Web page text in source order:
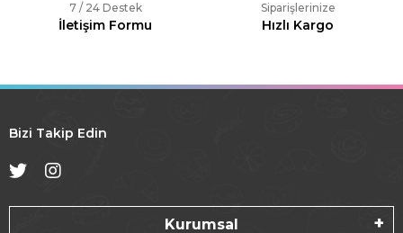
7 / 24 Destek
İletişim Formu
Siparişlerinize
Hızlı Kargo
Bizi Takip Edin
Kurumsal